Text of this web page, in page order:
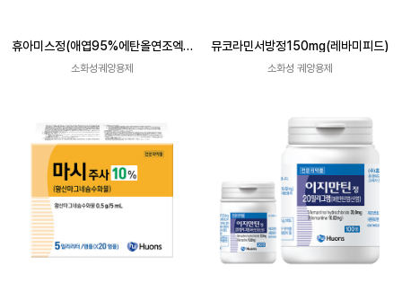
휴아미스정(애엽95%에탄올연조엑스
소화성궤양용제
뮤코라민서방정150mg(레바미피드)
소화성 궤양용제